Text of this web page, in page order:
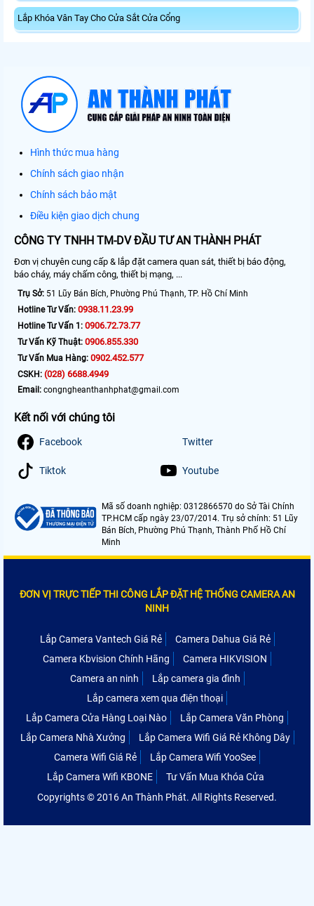
Lắp Khóa Vân Tay Cho Cửa Sắt Cửa Cổng
Hình thức mua hàng
Chính sách giao nhận
Chính sách bảo mật
Điều kiện giao dịch chung
CÔNG TY TNHH TM-DV ĐẦU TƯ AN THÀNH PHÁT
Đơn vị chuyên cung cấp & lắp đặt camera quan sát, thiết bị báo động,
báo cháy, máy chấm công, thiết bị mạng, ...
Trụ Sở: 51 Lũy Bán Bích, Phường Phú Thạnh, TP. Hồ Chí Minh
Hotline Tư Vấn: 0938.11.23.99
Hotline Tư Vấn 1: 0906.72.73.77
Tư Vấn Kỹ Thuật: 0906.855.330
Tư Vấn Mua Hàng: 0902.452.577
CSKH: (028) 6688.4949
Email: congngheanthanhphat@gmail.com
Kết nối với chúng tôi
Facebook Twitter
Tiktok Youtube
Mã số doanh nghiệp: 0312866570 do Sở Tài Chính
TP.HCM cấp ngày 23/07/2014. Trụ sở chính: 51 Lũy
Bán Bích, Phường Phú Thạnh, Thành Phố Hồ Chí
Minh
ĐƠN VỊ TRỰC TIẾP THI CÔNG LẮP ĐẶT HỆ THỐNG CAMERA AN
NINH
Lắp Camera Vantech Giá Rẻ
Camera Dahua Giá Rẻ
Camera Kbvision Chính Hãng
Camera HIKVISION
Camera an ninh
Lắp camera gia đình
Lắp camera xem qua điện thoại
Lắp Camera Cửa Hàng Loại Nào
Lắp Camera Văn Phòng
Lắp Camera Nhà Xưởng
Lắp Camera Wifi Giá Rẻ Không Dây
Camera Wifi Giá Rẻ
Lắp Camera Wifi YooSee
Lắp Camera Wifi KBONE
Tư Vấn Mua Khóa Cửa
Copyrights © 2016 An Thành Phát. All Rights Reserved.